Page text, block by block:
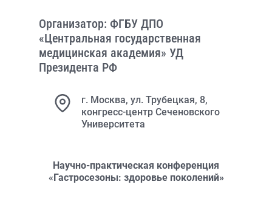
Организатор: ФГБУ ДПО
«Центральная государственная
медицинская академия» УД
Президента РФ
г. Москва, ул. Трубецкая, 8,
конгресс-центр Сеченовского
Университета
Научно-практическая конференция
«Гастросезоны: здоровье поколений»